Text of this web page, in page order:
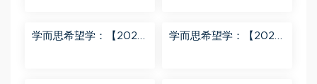
学而思希望学：【2024
学而思希望学：【2024